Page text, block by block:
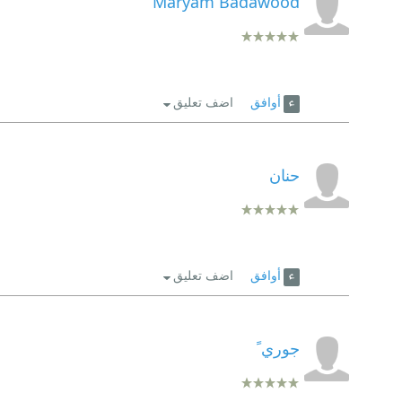
أوافق اضف تعليق
حنان
أوافق اضف تعليق
جوري ً